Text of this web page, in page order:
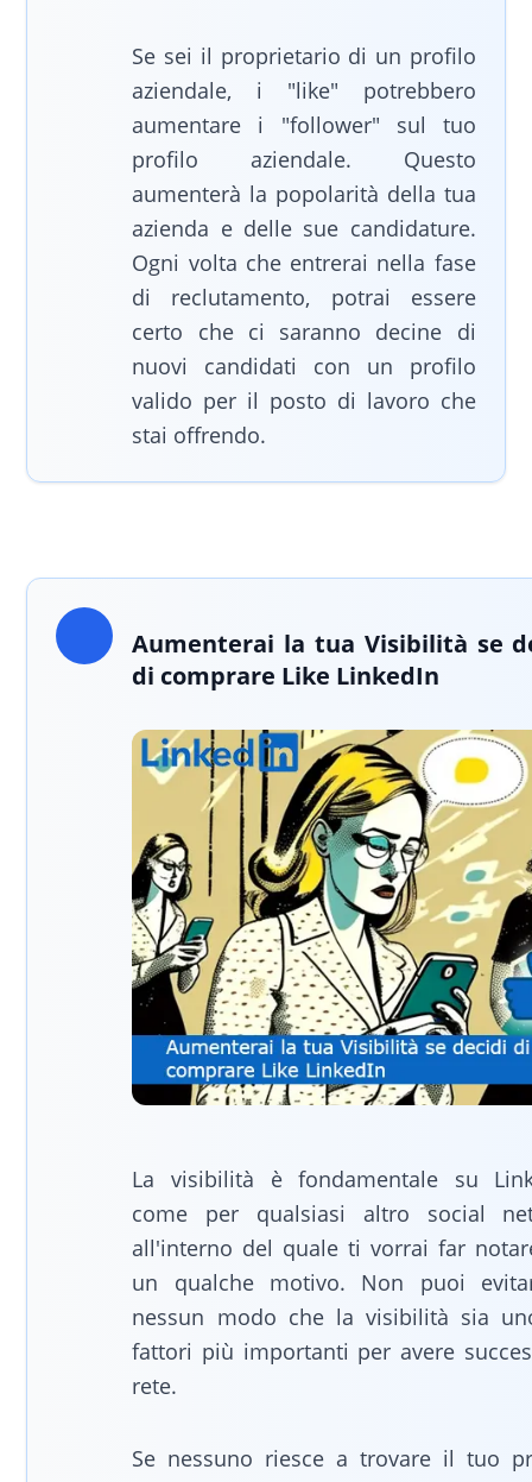
Se sei il proprietario di un profilo
aziendale, i "like" potrebbero
aumentare i "follower" sul tuo
profilo aziendale. Questo
aumenterà la popolarità della tua
azienda e delle sue candidature.
Ogni volta che entrerai nella fase
di reclutamento, potrai essere
certo che ci saranno decine di
nuovi candidati con un profilo
valido per il posto di lavoro che
stai offrendo.
Aumenterai la tua Visibilità se
di comprare Like LinkedIn
La visibilità è fondamentale su
come per qualsiasi altro social
all'interno del quale ti vorrai far
un qualche motivo. Non puoi
nessun modo che la visibilità sia
fattori più importanti per avere
rete.
Se nessuno riesce a trovare il tuo